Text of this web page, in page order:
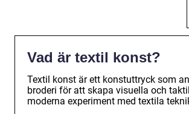
Vad är textil konst?
Textil konst är ett konstuttryck som
broderi för att skapa visuella och
moderna experiment med textila